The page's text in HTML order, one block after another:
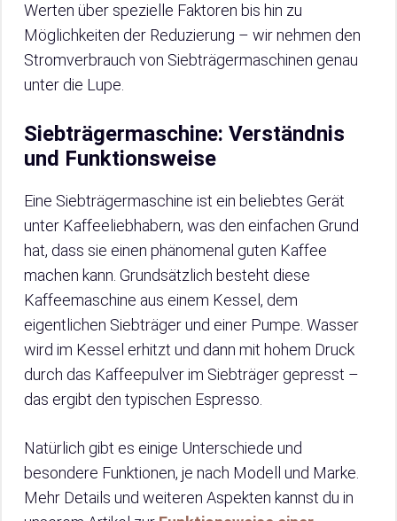
Werten über spezielle Faktoren bis hin zu
Möglichkeiten der Reduzierung – wir nehmen den
Stromverbrauch von Siebträgermaschinen genau
unter die Lupe.
Siebträgermaschine: Verständnis
und Funktionsweise
Eine Siebträgermaschine ist ein beliebtes Gerät
unter Kaffeeliebhabern, was den einfachen Grund
hat, dass sie einen phänomenal guten Kaffee
machen kann. Grundsätzlich besteht diese
Kaffeemaschine aus einem Kessel, dem
eigentlichen Siebträger und einer Pumpe. Wasser
wird im Kessel erhitzt und dann mit hohem Druck
durch das Kaffeepulver im Siebträger gepresst –
das ergibt den typischen Espresso.
Natürlich gibt es einige Unterschiede und
besondere Funktionen, je nach Modell und Marke.
Mehr Details und weiteren Aspekten kannst du in